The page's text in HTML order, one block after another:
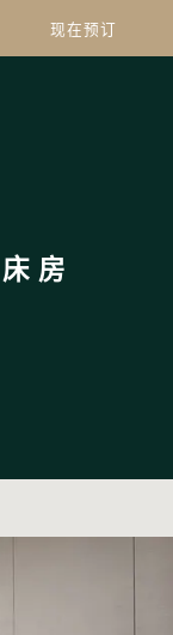
现在预订
房